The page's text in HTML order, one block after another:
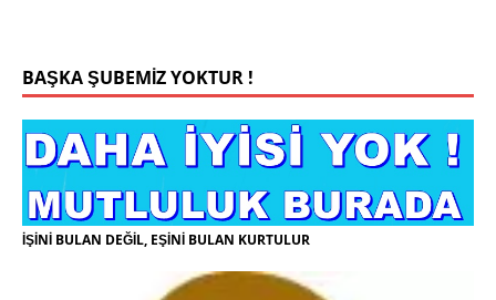
BAŞKA ŞUBEMİZ YOKTUR !
İŞİNİ BULAN DEĞİL, EŞİNİ BULAN KURTULUR